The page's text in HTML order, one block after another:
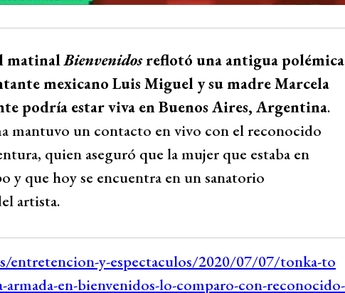
matinalBienvenidosreflotó una antigua polémica
mexicano Luis Miguel y su madre Marcela
podría estar viva en Buenos Aires, Argentina.
mantuvo un contacto en vivo con el reconocido
quien aseguró que la mujer que estaba en
y que hoy se encuentra en un sanatorio
artista.